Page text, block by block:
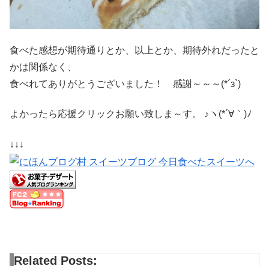
食べた感想が期待通りとか、以上とか、期待外れだったと
かは関係なく、
食べれてありがとうございました！ 感謝～～～(*´з`)
よかったら応援クリックお願い致しま～す。 ♪ヽ(*´∀｀)ﾉ
↓↓↓
Related Posts: